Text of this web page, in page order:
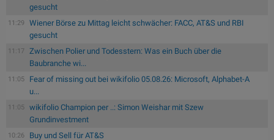
gesucht
11:29
Wiener Börse zu Mittag leicht schwächer: FACC, AT&S und RBI
gesucht
11:17
Zwischen Polier und Todesstern: Was ein Buch über die
Baubranche wi...
11:05
Fear of missing out bei wikifolio 05.08.26: Microsoft, Alphabet-A
u...
11:05
wikifolio Champion per ..: Simon Weishar mit Szew
Grundinvestment
10:26 Buy und Sell für AT&S